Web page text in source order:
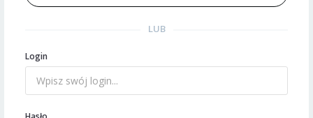
LUB
Login